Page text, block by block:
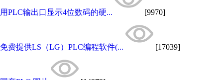
用PLC输出口显示4位数码的硬... [9970]
免费提供LS（LG）PLC编程软件(... [17039]